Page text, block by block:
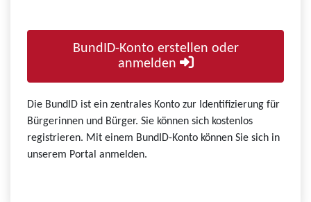
BundID-Konto erstellen oder
anmelden
Die BundID ist ein zentrales Konto zur Identifizierung für
Bürgerinnen und Bürger. Sie können sich kostenlos
registrieren. Mit einem BundID-Konto können Sie sich in
unserem Portal anmelden.